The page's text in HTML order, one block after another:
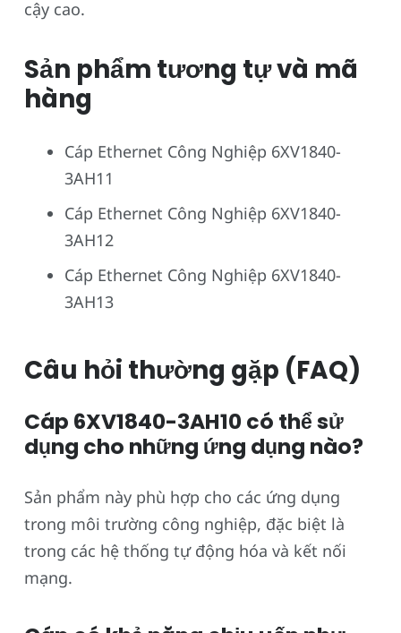
cậy cao.
Sản phẩm tương tự và mã
hàng
Cáp Ethernet Công Nghiệp 6XV1840-
3AH11
Cáp Ethernet Công Nghiệp 6XV1840-
3AH12
Cáp Ethernet Công Nghiệp 6XV1840-
3AH13
Câu hỏi thường gặp (FAQ)
Cáp 6XV1840-3AH10 có thể sử
dụng cho những ứng dụng nào?
Sản phẩm này phù hợp cho các ứng dụng
trong môi trường công nghiệp, đặc biệt là
trong các hệ thống tự động hóa và kết nối
mạng.